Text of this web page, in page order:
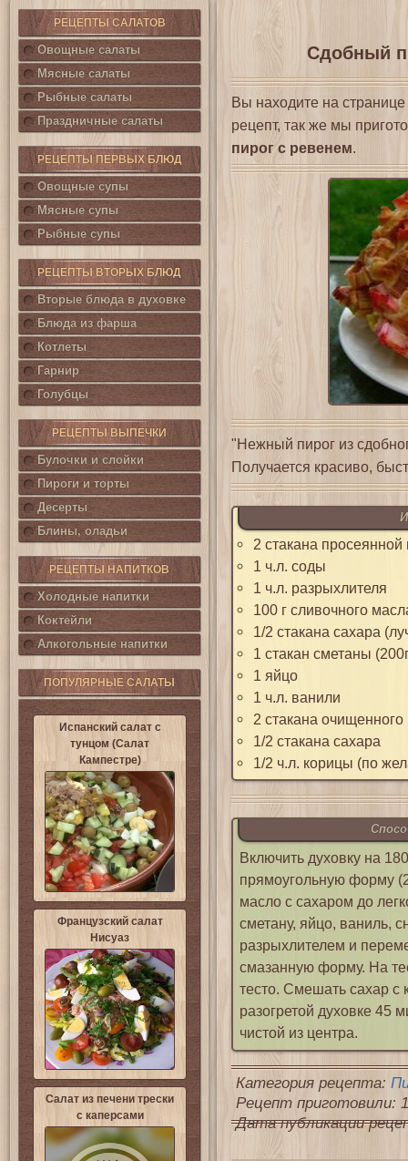
РЕЦЕПТЫ САЛАТОВ
Овощные салаты
Мясные салаты
Рыбные салаты
Праздничные салаты
РЕЦЕПТЫ ПЕРВЫХ БЛЮД
Овощные супы
Мясные супы
Рыбные супы
РЕЦЕПТЫ ВТОРЫХ БЛЮД
Вторые блюда в духовке
Блюда из фарша
Котлеты
Гарнир
Голубцы
РЕЦЕПТЫ ВЫПЕЧКИ
Булочки и слойки
Пироги и торты
Десерты
Блины, оладьи
РЕЦЕПТЫ НАПИТКОВ
Холодные напитки
Коктейли
Алкогольные напитки
ПОПУЛЯРНЫЕ САЛАТЫ
Испанский салат с
тунцом (Салат
Кампестре)
Французский салат
Нисуаз
Салат из печени трески
с каперсами
Сдобный
Вы находите на странице
рецепт, так же мы
пирог с ревенем.
"Нежный пирог из
Получается красиво,
2 стакана просеянной
1 ч.л. соды
1 ч.л. разрыхлителя
100 г сливочного
1/2 стакана сахара
1 стакан сметаны
1 яйцо
1 ч.л. ванили
2 стакана
1/2 стакана сахара
1/2 ч.л. корицы (по
Включить духовку на
прямоугольную форму
масло с сахаром до
сметану, яйцо, ваниль,
разрыхлителем и
смазанную форму. На
тесто. Смешать сахар с
разогретой духовке 45
чистой из центра.
Категория рецепта:
Рецепт приготовили:
Дата публикации